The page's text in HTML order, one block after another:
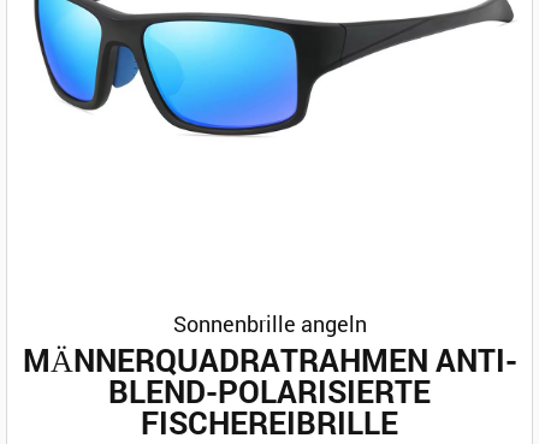
Sonnenbrille angeln
MÄNNERQUADRATRAHMEN ANTI-
BLEND-POLARISIERTE
FISCHEREIBRILLE